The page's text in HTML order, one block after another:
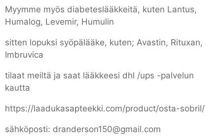
Myymme myös diabeteslääkkeitä, kuten Lantus,
Humalog, Levemir, Humulin
sitten lopuksi syöpälääke, kuten; Avastin, Rituxan,
Imbruvica
tilaat meiltä ja saat lääkkeesi dhl /ups -palvelun
kautta
https://laadukasapteekki.com/product/osta-sobril/
sähköposti: dranderson150@gmail.com